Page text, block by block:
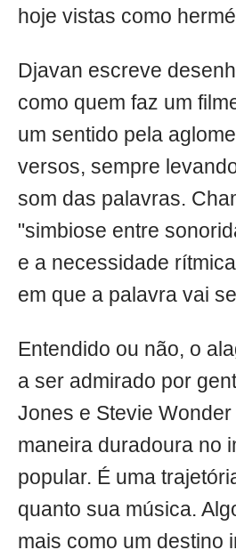
hoje vistas como
Djavan escreve
como quem faz um
um sentido pela
versos, sempre
som das palavras.
"simbiose entre
e a necessidade
em que a palavra vai
Entendido ou não, o
a ser admirado por
Jones e Stevie
maneira duradoura no
popular. É uma
quanto sua música.
mais como um destino